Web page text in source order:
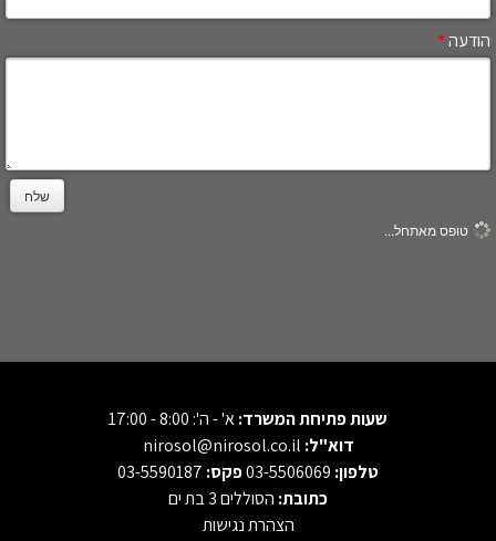
הודעה*
שלח
טופס מאתחל...
שעות פתיחת המשרד:א' - ה': 8:00 - 17:00
דוא"ל: nirosol@nirosol.co.il
טלפון: 03-5506069פקס:
כתובת: הסוללים 3 בת ים
הצהרת נגישות